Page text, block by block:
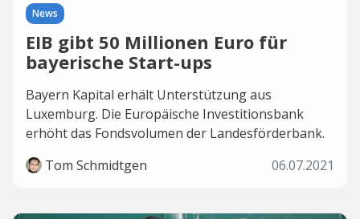
News
EIB gibt 50 Millionen Euro für
bayerische Start-ups
Bayern Kapital erhält Unterstützung aus
Luxemburg. Die Europäische Investitionsbank
erhöht das Fondsvolumen der Landesförderbank.
Tom Schmidtgen
06.07.2021